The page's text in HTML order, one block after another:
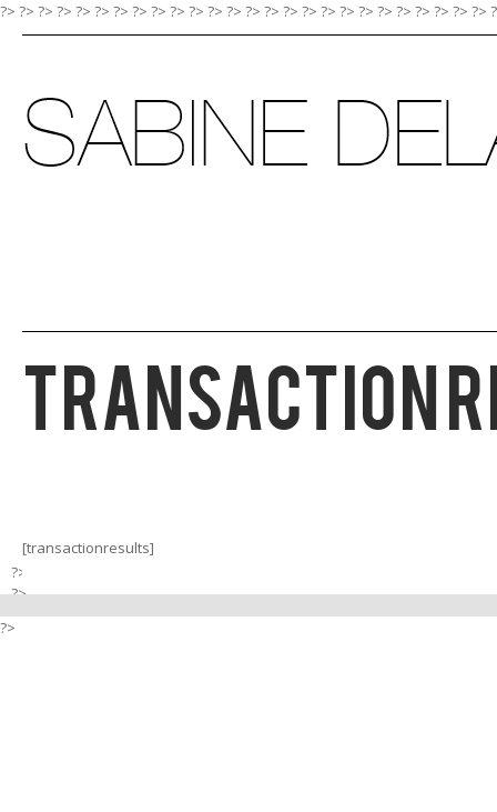
?> ?> ?> ?> ?> ?> ?> ?> ?> ?> ?> ?> ?> ?> ?> ?> ?> ?> ?> ?> ?> ?> ?> ?> ?> ?>
Transaction
[transactionresults]
?>
?>
?>